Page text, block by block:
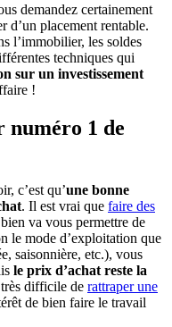
demandez certainement
d’un placement rentable.
l’immobilier, les soldes
techniques qui
sur un investissement
!
numéro 1 de
c’est qu’une bonne
. Il est vrai que faire des
va vous permettre de
le mode d’exploitation que
saisonnière, etc.), vous
le prix d’achat reste la
difficile de rattraper une
de bien faire le travail